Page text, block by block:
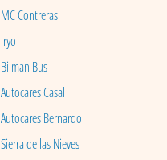
MC Contreras
Iryo
Bilman Bus
Autocares Casal
Autocares Bernardo
Sierra de las Nieves